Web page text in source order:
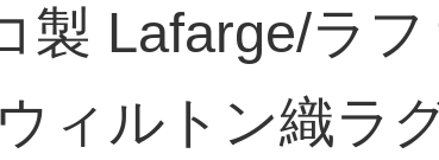
製 Lafarge/ラ
ィルトン織ラ